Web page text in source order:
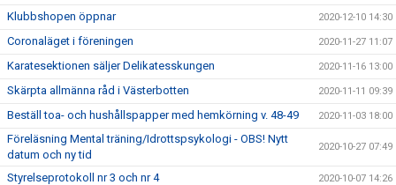
Klubbshopen öppnar 2020-12-10 14:30
Coronaläget i föreningen 2020-11-27 11:07
Karatesektionen säljer Delikatesskungen 2020-11-16 13:00
Skärpta allmänna råd i Västerbotten 2020-11-11 09:39
Beställ toa- och hushållspapper med hemkörning v. 48-49 2020-11-03 18:00
Föreläsning Mental träning/Idrottspsykologi - OBS! Nytt
datum och ny tid
2020-10-27 07:49
Styrelseprotokoll nr 3 och nr 4 2020-10-07 14:26